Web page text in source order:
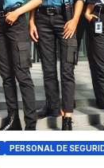
PERSONAL DE